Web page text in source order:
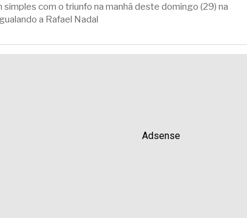
simples com o triunfo na manhã deste domingo (29) na
a Rafael Nadal
Adsense